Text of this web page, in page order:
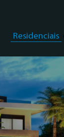
Residenciais